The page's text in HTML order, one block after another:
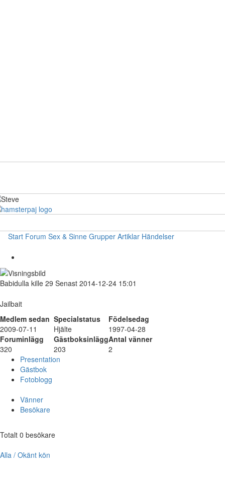
Start Forum Sex & Sinne Grupper Artiklar Händelser
Babidulla kille 29 Senast 2014-12-24 15:01
Jailbait
Medlem sedan Specialstatus
Födelsedag
2009-07-11
Hjälte
1997-04-28
Foruminlägg
GästboksinläggAntal vänner
320
203
2
Presentation
Gästbok
Fotoblogg
Vänner
Besökare
Totalt 0 besökare
Alla / Okänt kön